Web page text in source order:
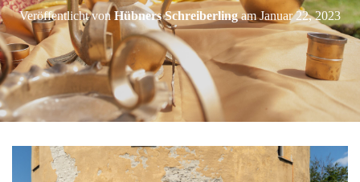
U
M
S
C
H
L
T
Veröffentlicht vonHübners SchreiberlingamJanuar 22, 2023